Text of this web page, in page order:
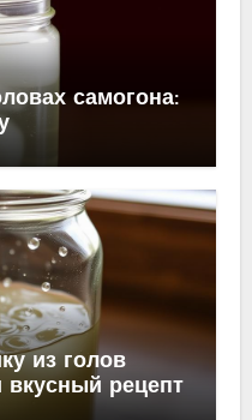
самогона:
из голов
вкусный рецепт